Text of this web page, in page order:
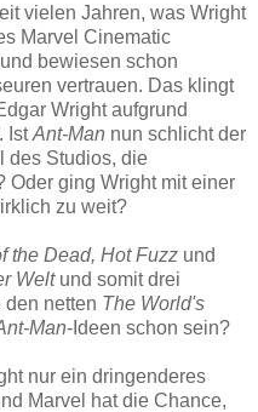
vielen Jahren, was Wright
Marvel Cinematic
bewiesen schon
vertrauen. Das klingt
Wright aufgrund
IstAnt-Man nun schlicht der
des Studios, die
Oder ging Wright mit einer
zu weit?
the Dead, Hot Fuzz und
Weltund somit drei
netten The World's
Man-Ideen schon sein?
nur ein dringenderes
Marvel hat die Chance,